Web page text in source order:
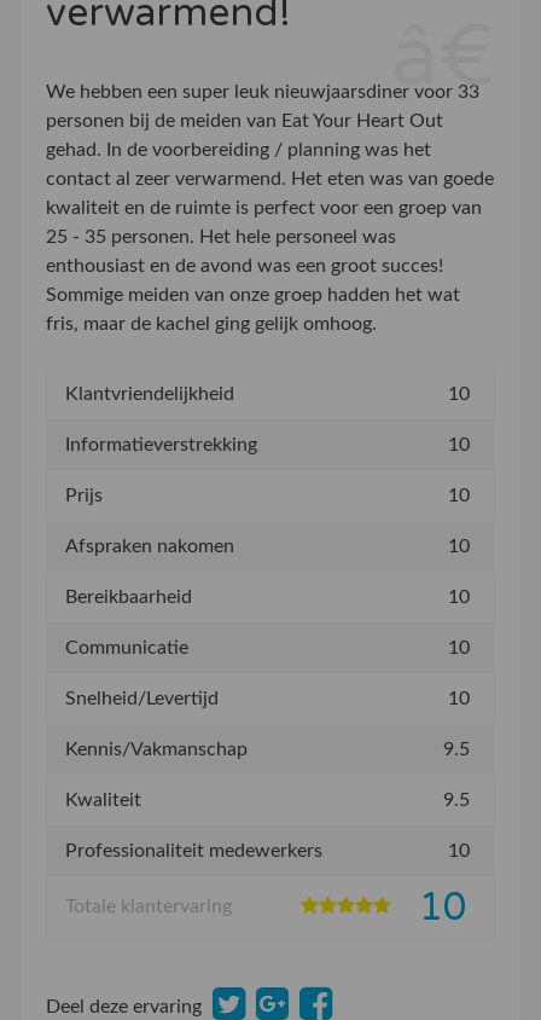
verwarmend!
We hebben een super leuk nieuwjaarsdiner voor 33
personen bij de meiden van Eat Your Heart Out
gehad. In de voorbereiding / planning was het
contact al zeer verwarmend. Het eten was van goede
kwaliteit en de ruimte is perfect voor een groep van
25 - 35 personen. Het hele personeel was
enthousiast en de avond was een groot succes!
Sommige meiden van onze groep hadden het wat
fris, maar de kachel ging gelijk omhoog.
Klantvriendelijkheid 10
Informatieverstrekking 10
Prijs 10
Afspraken nakomen 10
Bereikbaarheid 10
Communicatie 10
Snelheid/Levertijd 10
Kennis/Vakmanschap 9.5
Kwaliteit 9.5
Professionaliteit medewerkers 10
Totale klantervaring 10
Deel deze ervaring